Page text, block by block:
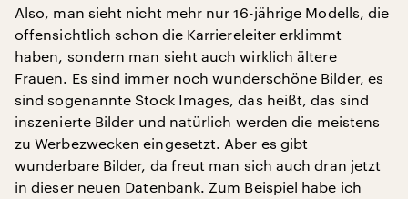
Also, man sieht nicht mehr nur 16-jährige Modells, die
offensichtlich schon die Karriereleiter erklimmt
haben, sondern man sieht auch wirklich ältere
Frauen. Es sind immer noch wunderschöne Bilder, es
sind sogenannte Stock Images, das heißt, das sind
inszenierte Bilder und natürlich werden die meistens
zu Werbezwecken eingesetzt. Aber es gibt
wunderbare Bilder, da freut man sich auch dran jetzt
in dieser neuen Datenbank. Zum Beispiel habe ich